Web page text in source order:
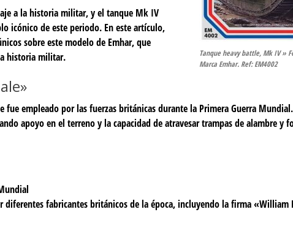
Tanque heavy battle, Mk IV »
Marca Emhar. Ref: EM4002
a la historia militar, y el tanque Mk IV
icónico de este periodo. En este artículo,
sobre este modelo de Emhar, que
historia militar.
empleado por las fuerzas británicas durante la Primera Guerra
apoyo en el terreno y la capacidad de atravesar trampas de alambre y
fabricantes británicos de la época, incluyendo la firma «William